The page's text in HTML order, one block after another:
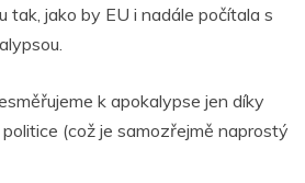
tak, jako by EU i nadále počítala s
k apokalypse jen díky
(což je samozřejmě naprostý